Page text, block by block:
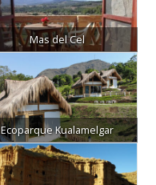
Mas del Cel
Ecoparque Kualamelgar